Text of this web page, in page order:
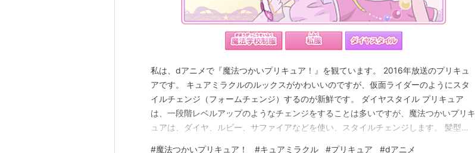
私は、dアニメで『魔法つかいプリキュア！』を観ています。 2016年放送のプリキュ
アです。 キュアミラクルのルックスがかわいいのですが、仮面ライダーのようにスタ
イルチェンジ（フォームチェンジ）するのが新鮮です。 ダイヤスタイル プリキュア
は、一段階レベルアップのようなチェンジをすることは多いですが、魔法つかいプリキ
ュアは、ダイヤ、ルビー、サファイアなどを使い、スタイルチェンジします。 髪型や
#魔法つかいプリキュア！ #キュアミラクル #プリキュア #dアニメ